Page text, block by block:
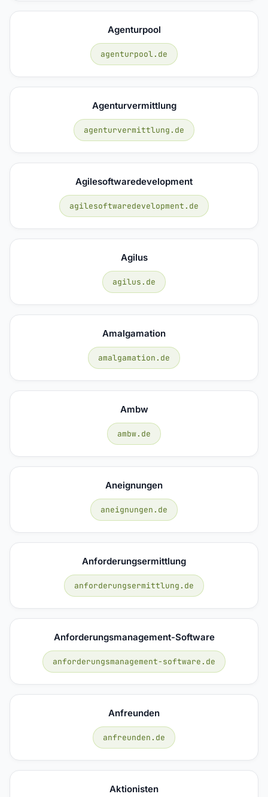
Agenturpool
agenturpool.de
Agenturvermittlung
agenturvermittlung.de
Agilesoftwaredevelopment
agilesoftwaredevelopment.de
Agilus
agilus.de
Amalgamation
amalgamation.de
Ambw
ambw.de
Aneignungen
aneignungen.de
Anforderungsermittlung
anforderungsermittlung.de
Anforderungsmanagement-Software
anforderungsmanagement-software.de
Anfreunden
anfreunden.de
Aktionisten